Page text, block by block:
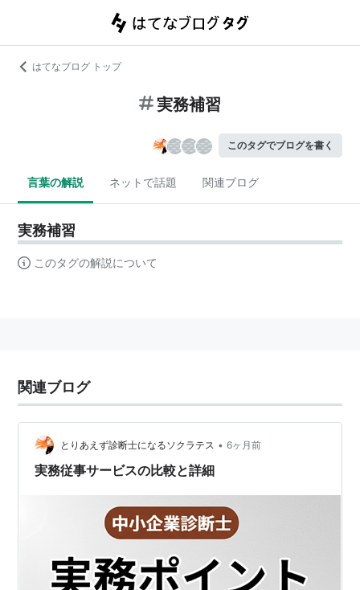
はてなブログ トップ
実務補習
このタグでブログを書く
言葉の解説 ネットで話題 関連ブログ
実務補習
このタグの解説について
関連ブログ
とりあえず診断士になるソクラテス • 6ヶ月前
実務従事サービスの比較と詳細